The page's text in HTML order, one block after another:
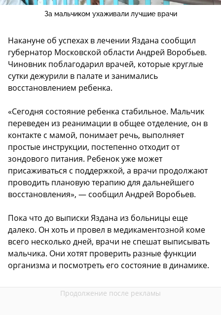
За мальчиком ухаживали лучшие врачи
Накануне об успехах в лечении Яздана сообщил
губернатор Московской области Андрей Воробьев.
Чиновник поблагодарил врачей, которые круглые
сутки дежурили в палате и занимались
восстановлением ребенка.
«Сегодня состояние ребенка стабильное. Мальчик
переведен из реанимации в общее отделение, он в
контакте с мамой, понимает речь, выполняет
простые инструкции, постепенно отходит от
зондового питания. Ребенок уже может
присаживаться с поддержкой, а врачи продолжают
проводить плановую терапию для дальнейшего
восстановления», — сообщил Андрей Воробьев.
Пока что до выписки Яздана из больницы еще
далеко. Он хоть и провел в медикаментозной коме
всего несколько дней, врачи не спешат выписывать
мальчика. Они хотят проверить разные функции
организма и посмотреть его состояние в динамике.